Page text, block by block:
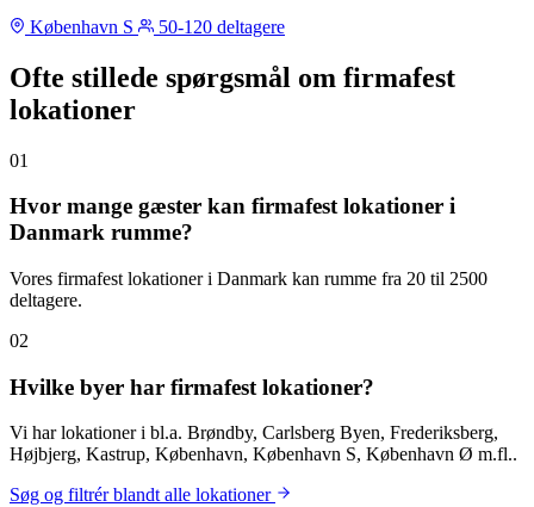
København S 50-120 deltagere
Ofte stillede spørgsmål om firmafest
lokationer
01
Hvor mange gæster kan firmafest lokationer i
Danmark rumme?
Vores firmafest lokationer i Danmark kan rumme fra 20 til 2500
deltagere.
02
Hvilke byer har firmafest lokationer?
Vi har lokationer i bl.a. Brøndby, Carlsberg Byen, Frederiksberg,
Højbjerg, Kastrup, København, København S, København Ø m.fl..
Søg og filtrér blandt alle lokationer